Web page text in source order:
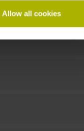
Allow all cookies